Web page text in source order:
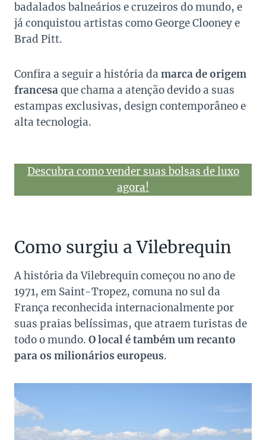
badalados balneários e cruzeiros do mundo, e
já conquistou artistas como George Clooney e
Brad Pitt.
Confira a seguir a história da marca de origem
francesaque chama a atenção devido a suas
estampas exclusivas, design contemporâneo e
alta tecnologia.
Descubra como vender suas bolsas de luxo
agora!
Como surgiu a Vilebrequin
A história da Vilebrequin começou no ano de
1971, em Saint-Tropez, comuna no sul da
França reconhecida internacionalmente por
suas praias belíssimas, que atraem turistas de
todo o mundo. O local é também um recanto
para os milionários europeus.